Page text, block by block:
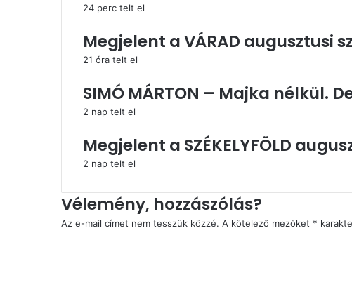
24 perc telt el
Megjelent a VÁRAD augusztusi
21 óra telt el
SIMÓ MÁRTON – Majka nélkül.
2 nap telt el
Megjelent a SZÉKELYFÖLD
2 nap telt el
Vélemény, hozzászólás?
Az e-mail címet nem tesszük közzé. A kötelező mezőket *